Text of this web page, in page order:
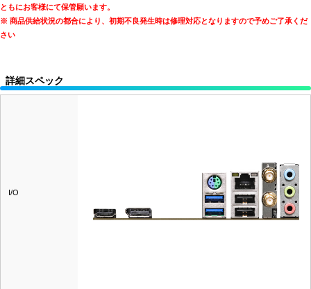
ともにお客様にて保管願います。
※ 商品供給状況の都合により、初期不良発生時は修理対応となりますので予めご了承くだ
さい
詳細スペック
I/O